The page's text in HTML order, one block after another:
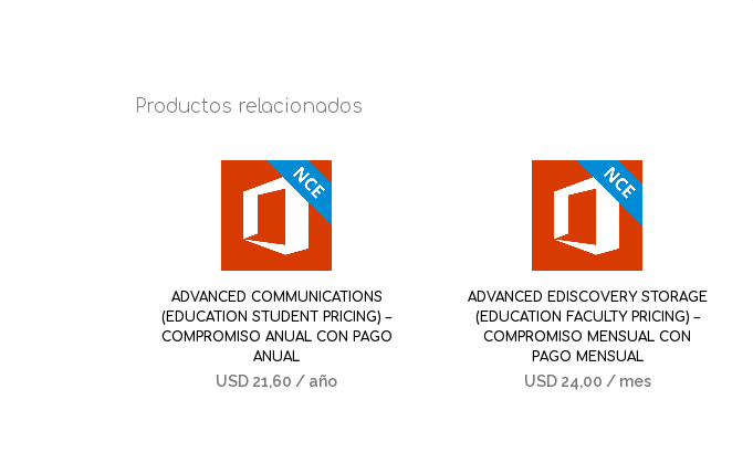
Productos relacionados
ADVANCED COMMUNICATIONS
(EDUCATION STUDENT PRICING) –
COMPROMISO ANUAL CON PAGO
ANUAL
USD 21,60 / año
ADVANCED EDISCOVERY STORAGE
(EDUCATION FACULTY PRICING) –
COMPROMISO MENSUAL CON
PAGO MENSUAL
USD 24,00 / mes